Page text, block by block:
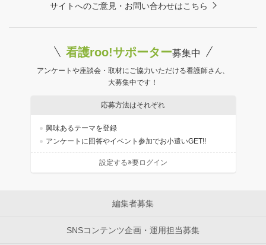
サイトへのご意見・お問い合わせはこちら
看護roo!サポーター募集中
アンケートや座談会・取材にご協力いただける看護師さん、
大募集中です！
応募方法はそれぞれ
興味あるテーマを登録
アンケートに回答やイベント参加でお小遣いGET!!
設定する※要ログイン
編集者募集
SNSコンテンツ企画・運用担当募集